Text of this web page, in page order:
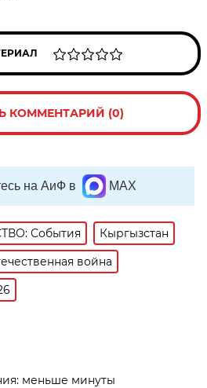
КОММЕНТАРИЙ (0)
на АиФ в MAX
События
Кыргызстан
война
меньше минуты